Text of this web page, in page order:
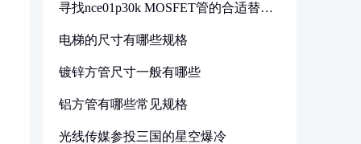
寻找nce01p30k MOSFET管的合适替代
电梯的尺寸有哪些规格
镀锌方管尺寸一般有哪些
铝方管有哪些常见规格
光线传媒参投三国的星空爆冷